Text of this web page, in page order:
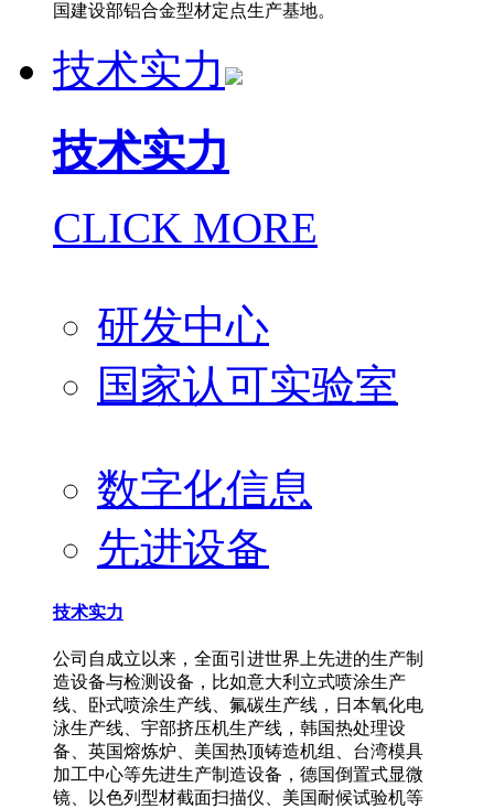
国建设部铝合金型材定点生产基地。
技术实力
技术实力
CLICK MORE
研发中心
国家认可实验室
数字化信息
先进设备
技术实力
公司自成立以来，全面引进世界上先进的生产制
造设备与检测设备，比如意大利立式喷涂生产
线、卧式喷涂生产线、氟碳生产线，日本氧化电
泳生产线、宇部挤压机生产线，韩国热处理设
备、英国熔炼炉、美国热顶铸造机组、台湾模具
加工中心等先进生产制造设备，德国倒置式显微
镜、以色列型材截面扫描仪、美国耐候试验机等